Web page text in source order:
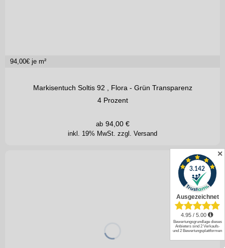
94,00€ je m²
Markisentuch Soltis 92 , Flora - Grün Transparenz
4 Prozent
inkl. 19% MwSt. zzgl. Versand
ab 94,00€
✕